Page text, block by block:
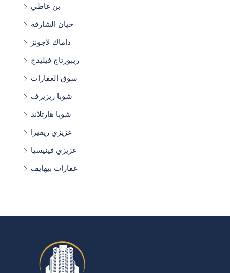
بن غاطي
حيان الشارقة
داماك لاجونز
ريبورتاج فيليدج
سوق العقارات
شوبا ريزيرف
شوبا هارتلاند
عزيزي ريفيرا
عزيزي فينيسيا
عقارات بيهايف